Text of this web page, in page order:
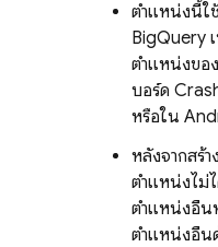
ตำแหน่งนี้ใ
BigQuery
ตำแหน่งขอ
บอร์ด
หรือใน
หลังจากสร้
ตำแหน่งไม่
ตำแหน่งอื่น
ตำแหน่งอื่น